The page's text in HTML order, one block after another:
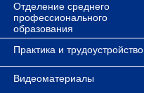
Отделение среднего
профессионального
образования
Практика и трудоустройство
Видеоматериалы